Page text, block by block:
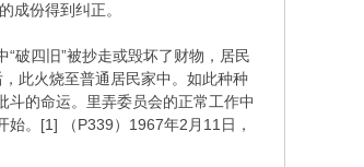
份得到纠正。
破四旧”被抄走或毁坏了财物，居民
此火烧至普通居民家中。如此种种
斗的命运。里弄委员会的正常工作中
始。[1] （P339）1967年2月11日，